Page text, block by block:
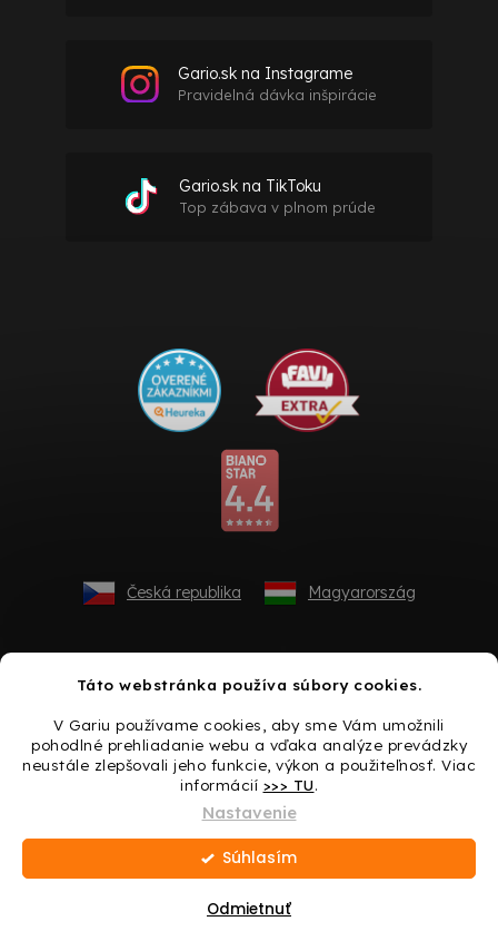
Táto webstránka používa súbory cookies.
V Gariu používame cookies, aby sme Vám umožnili
pohodlné prehliadanie webu a vďaka analýze prevádzky
neustále zlepšovali jeho funkcie, výkon a použiteľnosť. Viac
informácií >>> TU.
Nastavenie
Odmietnuť
Súhlasím
Darček ku každému nákupu → Urobte si radosť ešte
Gario.sk na Instagrame
Pravidelná dávka inšpirácie
Gario.sk na TikToku
Top zábava v plnom prúde
Česká republika Magyarország
Vytvoril Shoptet
Copyright 2026Gario.sk. Všetky práva vyhradené.Upraviť
nastavenie cookies